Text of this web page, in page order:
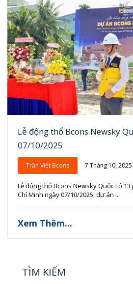
Lễ động thổ Bcons Newsky
07/10/2025
Trần Việt Bcons 7 Tháng 10, 2025
Lễ động thổ Bcons Newsky Quốc Lộ
Chí Minh ngày 07/10/2025, dự án ...
Xem Thêm...
TÌM KIẾM